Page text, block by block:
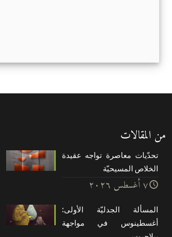
من المقالات
تحدّيات معاصرة تواجه عقيدة
الخلاص المسيحيّة
۷ أغسطس ۲۰۲٦
المسألة الجدليّة الأولى:
أغسطينوس في مواجهة